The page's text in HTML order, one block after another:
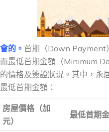
會的。 首期（Down Payment
而最低首期金額（Minimum
的價格及簽證狀況。其中，永
最低首期金額：
房屋價格（加
元）
最低首期